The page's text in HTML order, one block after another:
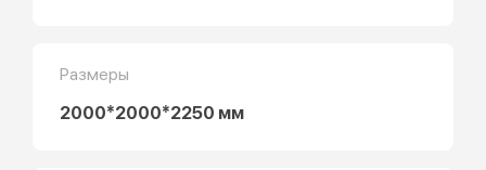
Размеры
2000*2000*2250 мм